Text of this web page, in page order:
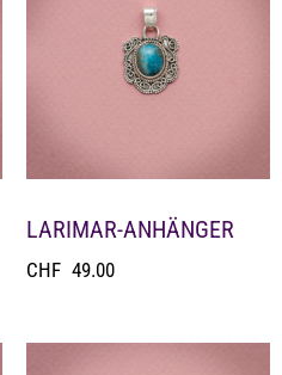
LARIMAR-ANHÄNGER
CHF 49.00